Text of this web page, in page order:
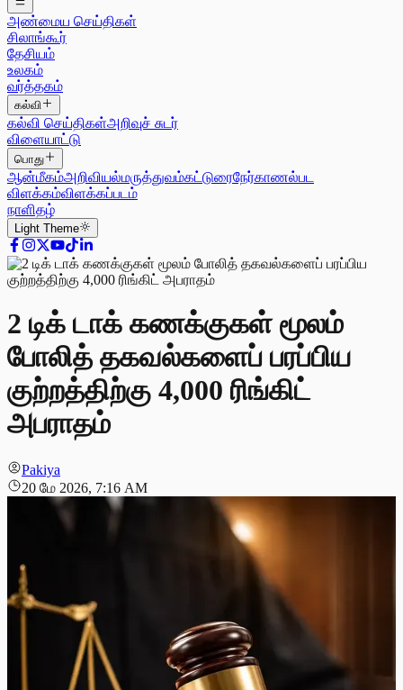
அண்மைய செய்திகள்
சிலாங்கூர்
தேசியம்
உலகம்
வர்த்தகம்
கல்வி
கல்வி செய்திகள்அறிவுச் சுடர்
விளையாட்டு
பொது
ஆன்மீகம்அறிவியல்மருத்துவம்கட்டுரைநேர்காணல்பட
விளக்கம்விளக்கப்படம்
நாளிதழ்
Light Theme
2 டிக் டாக் கணக்குகள் மூலம்
போலித் தகவல்களைப் பரப்பிய
குற்றத்திற்கு 4,000 ரிங்கிட்
அபராதம்
Pakiya
20 மே 2026, 7:16 AM